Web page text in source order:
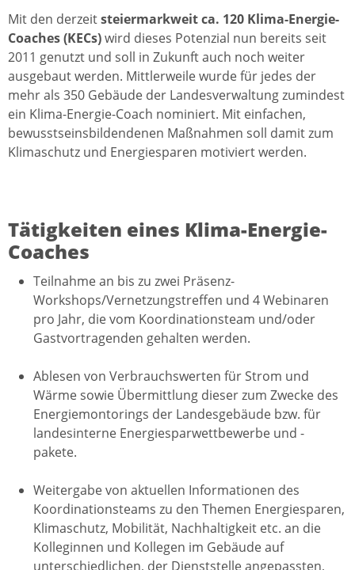
Mit den derzeitsteiermarkweit ca. 120 Klima-Energie-
Coaches (KECs)wird dieses Potenzial nun bereits seit
2011 genutzt und soll in Zukunft auch noch weiter
ausgebaut werden. Mittlerweile wurde für jedes der
mehr als 350 Gebäude der Landesverwaltung zumindest
ein Klima-Energie-Coach nominiert. Mit einfachen,
bewusstseinsbildendenen Maßnahmen soll damit zum
Klimaschutz und Energiesparen motiviert werden.
Tätigkeiten eines Klima-Energie-
Coaches
Teilnahme an bis zu zwei Präsenz-
Workshops/Vernetzungstreffen und 4 Webinaren
pro Jahr, die vom Koordinationsteam und/oder
Gastvortragenden gehalten werden.
Ablesen von Verbrauchswerten für Strom und
Wärme sowie Übermittlung dieser zum Zwecke des
Energiemontorings der Landesgebäude bzw. für
landesinterne Energiesparwettbewerbe und -
pakete.
Weitergabe von aktuellen Informationen des
Koordinationsteams zu den Themen Energiesparen,
Klimaschutz, Mobilität, Nachhaltigkeit etc. an die
Kolleginnen und Kollegen im Gebäude auf
unterschiedlichen, der Dienststelle angepassten,